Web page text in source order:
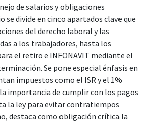
de salarios y obligaciones
se divide en cinco apartados clave que
del derecho laboral y las
a los trabajadores, hasta los
el retiro e INFONAVIT mediante el
Se pone especial énfasis en
impuestos como el ISR y el 1%
importancia de cumplir con los pagos
la ley para evitar contratiempos
destaca como obligación crítica la